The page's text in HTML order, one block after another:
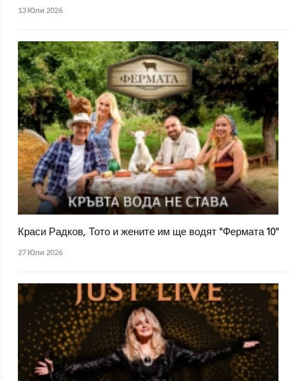
13 Юли 2026
Краси Радков, Тото и жените им ще водят "Фермата 10"
27 Юли 2026